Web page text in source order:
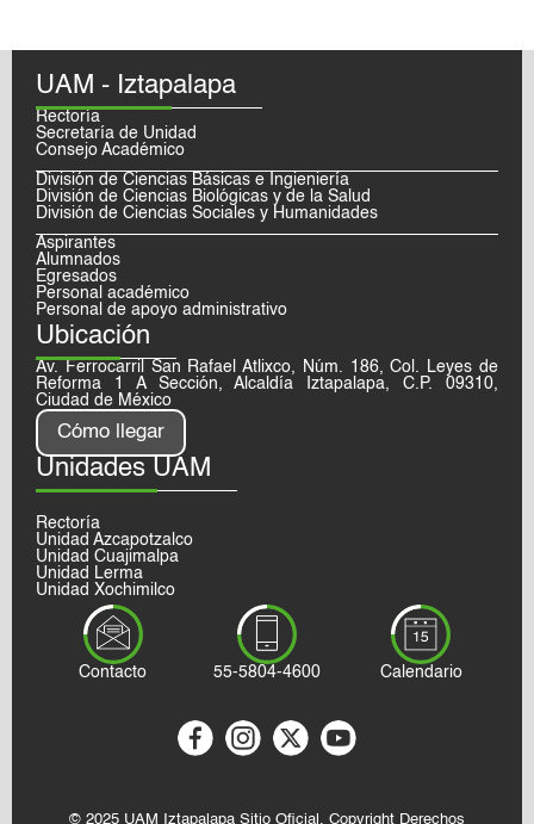
UAM - Iztapalapa
Rectoría
Secretaría de Unidad
Consejo Académico
División de Ciencias Básicas e Ingieniería
División de Ciencias Biológicas y de la Salud
División de Ciencias Sociales y Humanidades
Aspirantes
Alumnados
Egresados
Personal académico
Personal de apoyo administrativo
Ubicación
Av. Ferrocarril San Rafael Atlixco, Núm. 186, Col. Leyes de
Reforma 1 A Sección, Alcaldía Iztapalapa, C.P. 09310,
Ciudad de México
Cómo llegar
Unidades UAM
Rectoría
Unidad Azcapotzalco
Unidad Cuajimalpa
Unidad Lerma
Unidad Xochimilco
Contacto 55-5804-4600 Calendario
© 2025 UAM Iztapalapa Sitio Oficial, Copyright Derechos